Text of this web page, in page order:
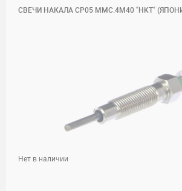
СВЕЧИ НАКАЛА CP05 MMC.4M40 "HKT"
Нет в наличии